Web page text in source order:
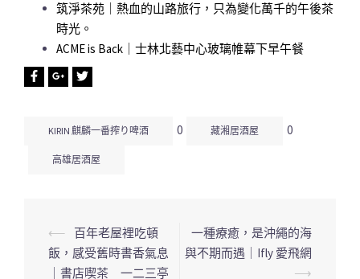
筑淨茶苑｜熱血的山路旅行，只為變化萬千的午後茶
時光。
ACME is Back｜士林北藝中心玻璃帷幕下早午餐
KIRIN 麒麟一番搾り啤酒 0 藏湘居酒屋 0
高雄居酒屋
文
章
⟵
百年老屋裡吃頓
飯，感受舊時書香氣息
｜書店喫茶 一二三亭
一種療癒，是沖繩的海
與不期而遇｜Ifly 愛飛網
⟶